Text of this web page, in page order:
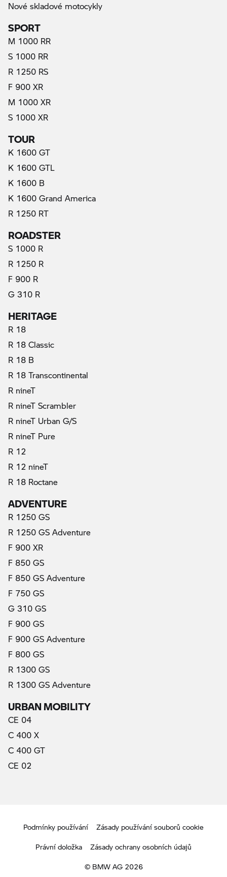
Nové skladové motocykly
SPORT
M 1000 RR
S 1000 RR
R 1250 RS
F 900 XR
M 1000 XR
S 1000 XR
TOUR
K 1600 GT
K 1600 GTL
K 1600 B
K 1600 Grand America
R 1250 RT
ROADSTER
S 1000 R
R 1250 R
F 900 R
G 310 R
HERITAGE
R 18
R 18 Classic
R 18 B
R 18 Transcontinental
R nineT
R nineT Scrambler
R nineT Urban G/S
R nineT Pure
R 12
R 12 nineT
R 18 Roctane
ADVENTURE
R 1250 GS
R 1250 GS Adventure
F 900 XR
F 850 GS
F 850 GS Adventure
F 750 GS
G 310 GS
F 900 GS
F 900 GS Adventure
F 800 GS
R 1300 GS
R 1300 GS Adventure
URBAN MOBILITY
CE 04
C 400 X
C 400 GT
CE 02
Podmínky používání
Zásady používání souborů cookie
Právní doložka
Zásady ochrany osobních údajů
© BMW AG 2026